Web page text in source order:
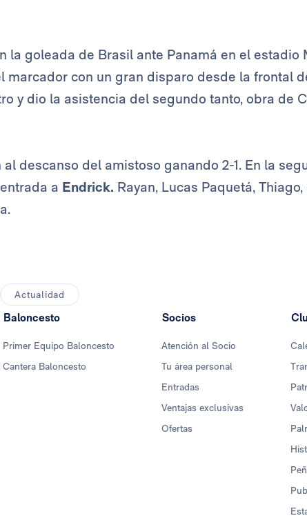
la goleada de Brasil ante Panamá en el estadio
marcador con un gran disparo desde la frontal
y dio la asistencia del segundo tanto, obra de
descanso del amistoso ganando 2-1. En la
a Endrick. Rayan, Lucas Paquetá,
Actualidad
Baloncesto
Primer Equipo Baloncesto
Cantera Baloncesto
Socios
Atención al Socio
Tu área personal
Entradas
Ventajas exclusivas
Ofertas